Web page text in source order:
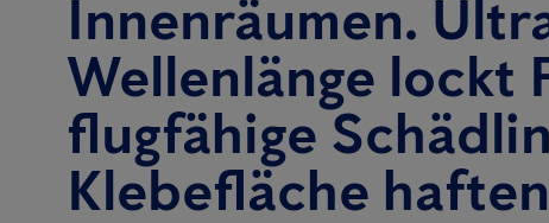
Innenräumen.
Wellenlänge lockt
flugfähige
Klebefläche